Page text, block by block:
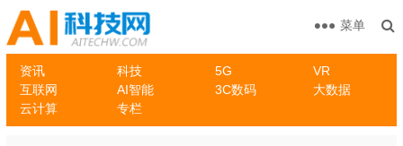
资讯 科技 5G
VR
互联网
AI智能 3C数码
大数据
云计算
专栏
菜单